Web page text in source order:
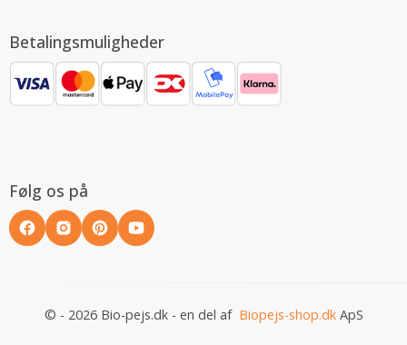
Betalingsmuligheder
Følg os på
© - 2026 Bio-pejs.dk - en del af Biopejs-shop.dkApS